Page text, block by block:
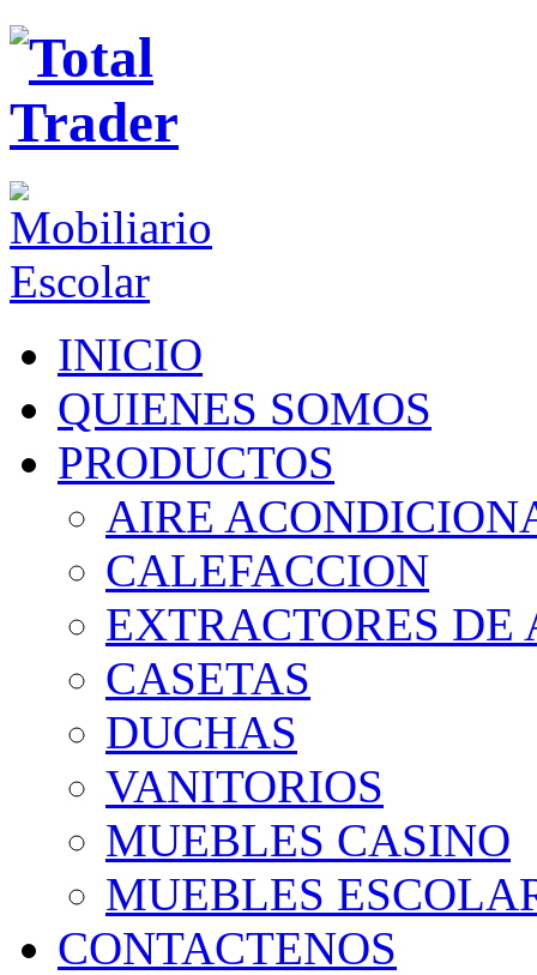
INICIO
QUIENES SOMOS
PRODUCTOS
AIRE
CALEFACCION
EXTRACTORES DE
CASETAS
DUCHAS
VANITORIOS
MUEBLES CASINO
MUEBLES
CONTACTENOS